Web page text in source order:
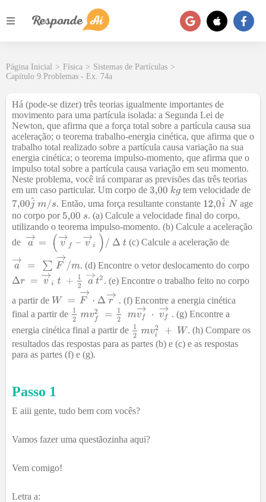
Página Inicial > Física > Sistemas de Partículas >
Capítulo 9.Problemas - Ex. 74a
Há (pode-se dizer) três teorias igualmente importantes de
movimento para uma partícula isolada: a Segunda Lei de
Newton, que afirma que a força total sobre a partícula causa sua
aceleração; o teorema trabalho-energia cinética, que afirma que o
trabalho total realizado sobre a partícula causa variação na sua
energia cinética; o teorema impulso-momento, que afirma que o
impulso total sobre a partícula causa variação em seu momento.
Neste problema, você irá comparar as previsões das três teorias
em um caso particular. Um corpo de
tem velocidade de
. Então, uma força resultante constante
age
no corpo por
. (a) Calcule a velocidade final do corpo,
utilizando o teorema impulso-momento. (b) Calcule a aceleração
de
(c) Calcule a aceleração de
. (d) Encontre o vetor deslocamento do corpo
. (e) Encontre o trabalho feito no corpo
a partir de
. (f) Encontre a energia cinética
final a partir de
. (g) Encontre a
energia cinética final a partir de
. (h) Compare os
resultados das respostas para as partes (b) e (c) e as respostas
para as partes (f) e (g).
Passo 1
E aiii gente, tudo bem com vocês?
Vamos fazer uma questãozinha aqui?
Vem comigo!
Letra a: